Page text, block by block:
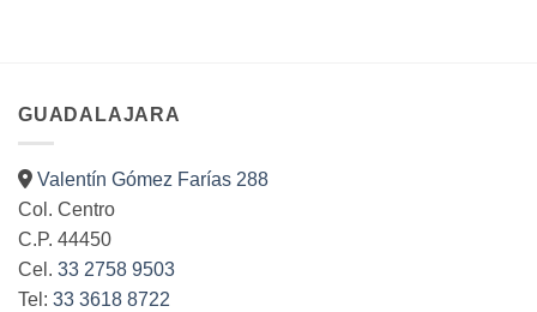
Las
la
página
GUADALAJARA
Valentín Gómez Farías 288
Col. Centro
C.P. 44450
Cel. 33 2758 9503
Tel: 33 3618 8722